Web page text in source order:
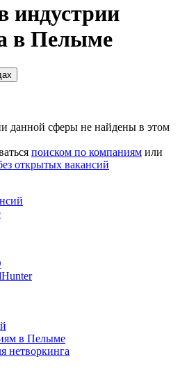
индустрии
в Пелыме
данной сферы не найдены в этом
поиском по компаниям или
открытых вакансий
в Пелыме
нетворкинга